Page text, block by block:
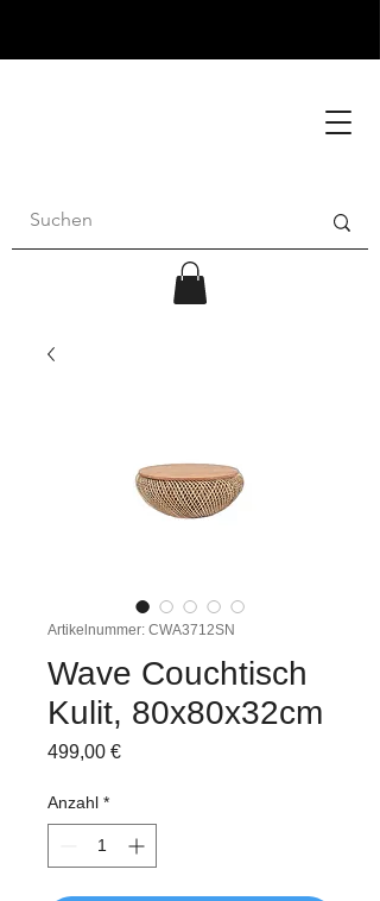
Artikelnummer: CWA3712SN
Wave Couchtisch
Kulit, 80x80x32cm
499,00 €Preis
Anzahl *